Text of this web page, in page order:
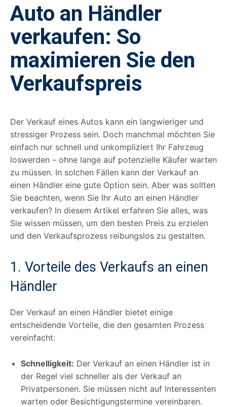
Auto an Händler
verkaufen: So
maximieren Sie den
Verkaufspreis
Der Verkauf eines Autos kann ein langwieriger und
stressiger Prozess sein. Doch manchmal möchten Sie
einfach nur schnell und unkompliziert Ihr Fahrzeug
loswerden – ohne lange auf potenzielle Käufer warten
zu müssen. In solchen Fällen kann der Verkauf an
einen Händler eine gute Option sein. Aber was sollten
Sie beachten, wenn Sie Ihr Auto an einen Händler
verkaufen? In diesem Artikel erfahren Sie alles, was
Sie wissen müssen, um den besten Preis zu erzielen
und den Verkaufsprozess reibungslos zu gestalten.
1. Vorteile des Verkaufs an einen
Händler
Der Verkauf an einen Händler bietet einige
entscheidende Vorteile, die den gesamten Prozess
vereinfacht:
Schnelligkeit: Der Verkauf an einen Händler ist in
der Regel viel schneller als der Verkauf an
Privatpersonen. Sie müssen nicht auf Interessenten
warten oder Besichtigungstermine vereinbaren.